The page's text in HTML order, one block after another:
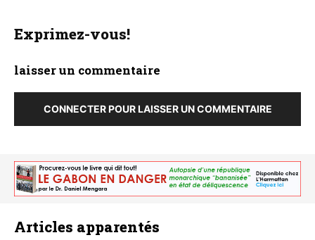
Exprimez-vous!
laisser un commentaire
CONNECTER POUR LAISSER UN COMMENTAIRE
Articles apparentés